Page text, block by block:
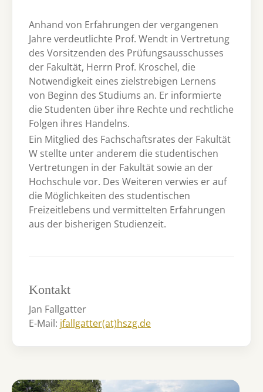
Anhand von Erfahrungen der vergangenen
Jahre verdeutlichte Prof. Wendt in Vertretung
des Vorsitzenden des Prüfungsausschusses
der Fakultät, Herrn Prof. Kroschel, die
Notwendigkeit eines zielstrebigen Lernens
von Beginn des Studiums an. Er informierte
die Studenten über ihre Rechte und rechtliche
Folgen ihres Handelns.
Ein Mitglied des Fachschaftsrates der Fakultät
W stellte unter anderem die studentischen
Vertretungen in der Fakultät sowie an der
Hochschule vor. Des Weiteren verwies er auf
die Möglichkeiten des studentischen
Freizeitlebens und vermittelten Erfahrungen
aus der bisherigen Studienzeit.
Kontakt
Jan Fallgatter
E-Mail: jfallgatter(at)hszg.de